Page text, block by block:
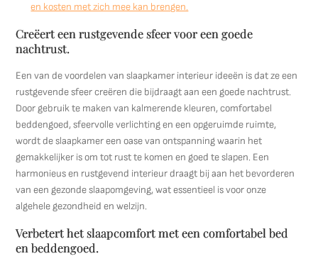
en kosten met zich mee kan brengen.
Creëert een rustgevende sfeer voor een goede
nachtrust.
Een van de voordelen van slaapkamer interieur ideeën is dat ze een
rustgevende sfeer creëren die bijdraagt aan een goede nachtrust.
Door gebruik te maken van kalmerende kleuren, comfortabel
beddengoed, sfeervolle verlichting en een opgeruimde ruimte,
wordt de slaapkamer een oase van ontspanning waarin het
gemakkelijker is om tot rust te komen en goed te slapen. Een
harmonieus en rustgevend interieur draagt bij aan het bevorderen
van een gezonde slaapomgeving, wat essentieel is voor onze
algehele gezondheid en welzijn.
Verbetert het slaapcomfort met een comfortabel bed
en beddengoed.